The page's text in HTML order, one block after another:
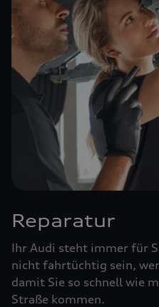
Reparatur
Ihr Audi steht immer für
nicht fahrtüchtig sein,
damit Sie so schnell wie
Straße kommen.